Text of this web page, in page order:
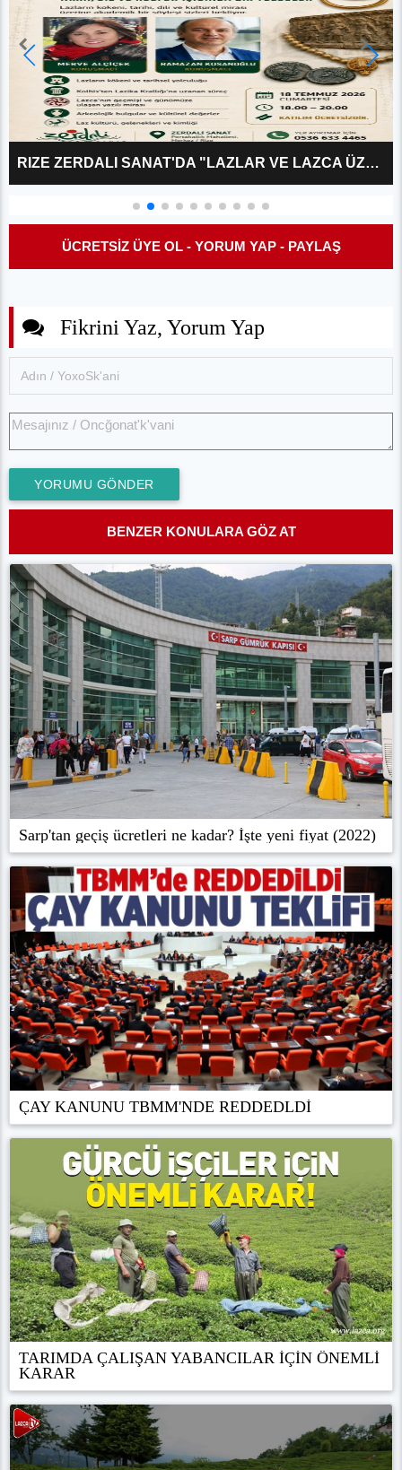
RIZE ZERDALI SANAT'DA "LAZLAR VE LAZCA ÜZERINE?" KÜLTÜR SÖYLEŞISI
ÜCRETSİZ ÜYE OL - YORUM YAP - PAYLAŞ
Fikrini Yaz, Yorum Yap
YORUMU GÖNDER
BENZER KONULARA GÖZ AT
Sarp'tan geçiş ücretleri ne kadar? İşte yeni fiyat (2022)
ÇAY KANUNU TBMM'NDE REDDEDLDİ
TARIMDA ÇALIŞAN YABANCILAR İÇİN ÖNEMLİ
KARAR